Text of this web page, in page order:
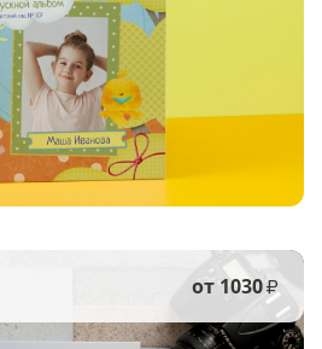
от 1030₽